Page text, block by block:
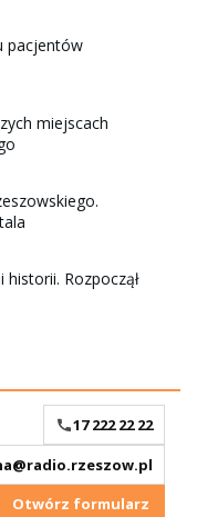
pacjentów
miejscach
Rozpoczął
17 222 22 22
Otwórz formularz